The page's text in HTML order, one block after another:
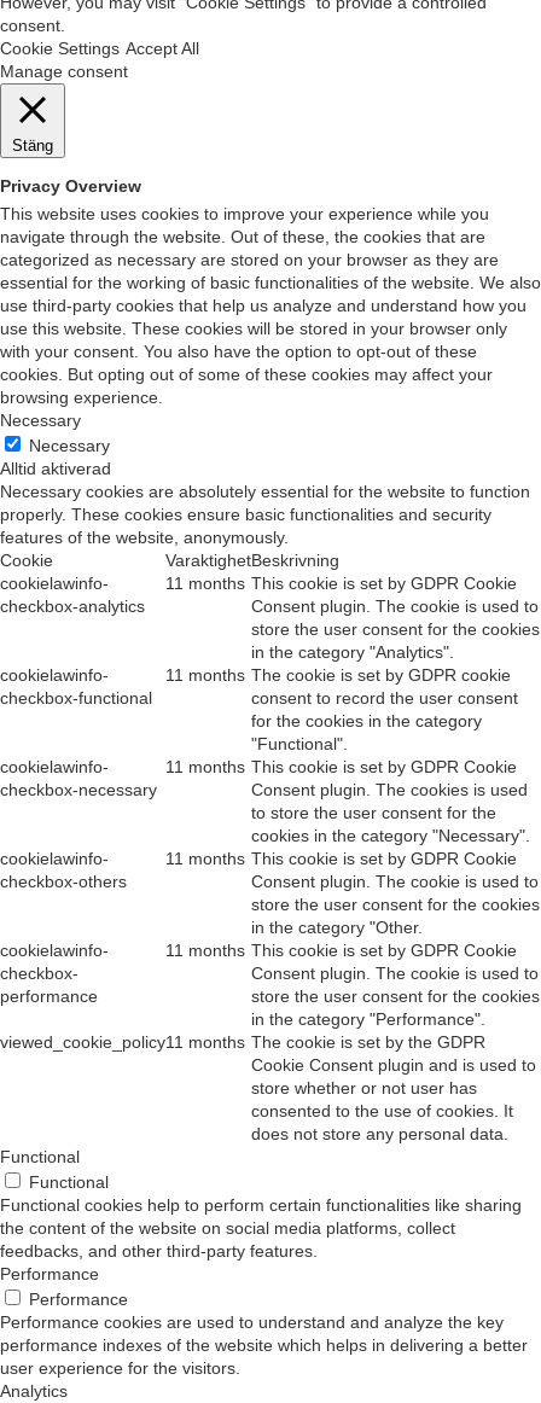
consent.
Cookie Settings Accept All
Manage consent
Stäng
Privacy Overview
This website uses cookies to improve your experience while you
navigate through the website. Out of these, the cookies that are
categorized as necessary are stored on your browser as they are
essential for the working of basic functionalities of the website. We also
use third-party cookies that help us analyze and understand how you
use this website. These cookies will be stored in your browser only
with your consent. You also have the option to opt-out of these
cookies. But opting out of some of these cookies may affect your
browsing experience.
Necessary
Necessary
Alltid aktiverad
Necessary cookies are absolutely essential for the website to function
properly. These cookies ensure basic functionalities and security
features of the website, anonymously.
Cookie
VaraktighetBeskrivning
cookielawinfo-
checkbox-analytics
11 months This cookie is set by GDPR Cookie
Consent plugin. The cookie is used to
store the user consent for the cookies
in the category "Analytics".
cookielawinfo-
checkbox-functional
11 months The cookie is set by GDPR cookie
consent to record the user consent
for the cookies in the category
"Functional".
cookielawinfo-
checkbox-necessary
11 months This cookie is set by GDPR Cookie
Consent plugin. The cookies is used
to store the user consent for the
cookies in the category "Necessary".
cookielawinfo-
checkbox-others
11 months This cookie is set by GDPR Cookie
Consent plugin. The cookie is used to
store the user consent for the cookies
in the category "Other.
cookielawinfo-
checkbox-
performance
11 months This cookie is set by GDPR Cookie
Consent plugin. The cookie is used to
store the user consent for the cookies
in the category "Performance".
viewed_cookie_policy11 months The cookie is set by the GDPR
Cookie Consent plugin and is used to
store whether or not user has
consented to the use of cookies. It
does not store any personal data.
Functional
Functional
Functional cookies help to perform certain functionalities like sharing
the content of the website on social media platforms, collect
feedbacks, and other third-party features.
Performance
Performance
Performance cookies are used to understand and analyze the key
performance indexes of the website which helps in delivering a better
user experience for the visitors.
Analytics